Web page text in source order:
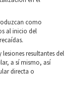
como
al inicio del
resultantes del
a sí mismo, así
directa o